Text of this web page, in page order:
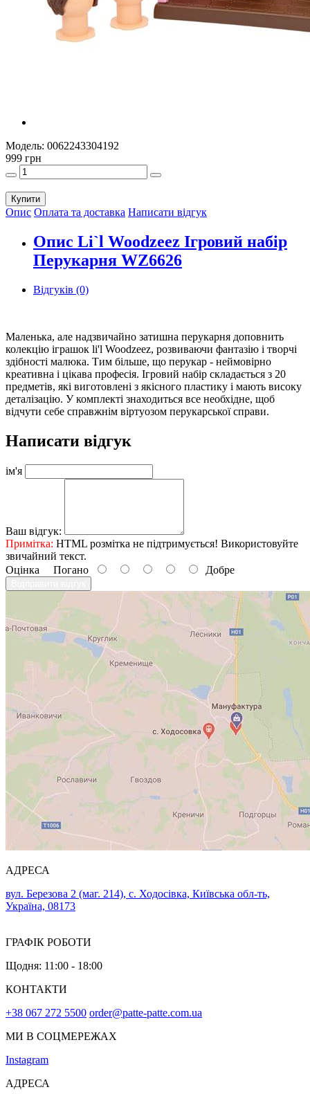
Модель: 0062243304192
999 грн
Купити
Опис Оплата та доставка Написати відгук
Опис Li`l Woodzeez Ігровий набір
Перукарня WZ6626
Відгуків (0)
Маленька, але надзвичайно затишна перукарня доповнить
колекцію іграшок li'l Woodzeez, розвиваючи фантазію і творчі
здібності малюка. Тим більше, що перукар - неймовірно
креативна і цікава професія. Ігровий набір складається з 20
предметів, які виготовлені з якісного пластику і мають високу
деталізацію. У комплекті знаходиться все необхідне, щоб
відчути себе справжнім віртуозом перукарської справи.
Написати відгук
ім'я
Ваш відгук:
Примітка: HTML розмітка не підтримується! Використовуйте
звичайний текст.
Оцінка Погано Добре
АДРЕСА
вул. Березова 2 (маг. 214), с. Ходосівка, Київська обл-ть,
Україна, 08173
ГРАФІК РОБОТИ
Щодня: 11:00 - 18:00
КОНТАКТИ
+38 067 272 5500 order@patte-patte.com.ua
МИ В СОЦМЕРЕЖАХ
Instagram
АДРЕСА